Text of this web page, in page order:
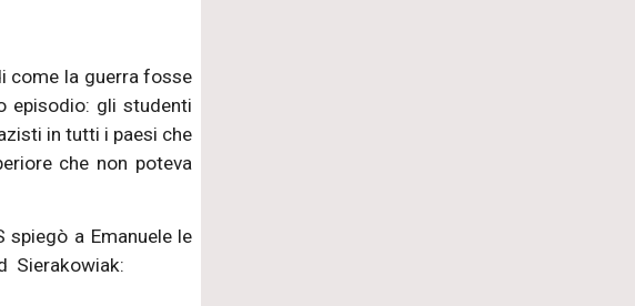
come la guerra fosse
episodio: gli studenti
in tutti i paesi che
che non poteva
a Emanuele le
Sierakowiak: